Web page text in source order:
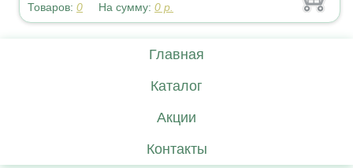
Товаров:0 На сумму:0 р.
Главная
Каталог
Акции
Контакты